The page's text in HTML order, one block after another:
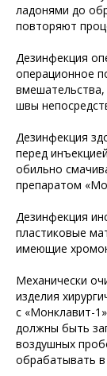
ладонями до
повторяют
Дезинфекция
операционное
вмешательства,
швы
Дезинфекция
перед
обильно
препаратом
Дезинфекция
пластиковые
имеющие
Механически
изделия
с «Монклавит-
должны быть
воздушных
обрабатывать